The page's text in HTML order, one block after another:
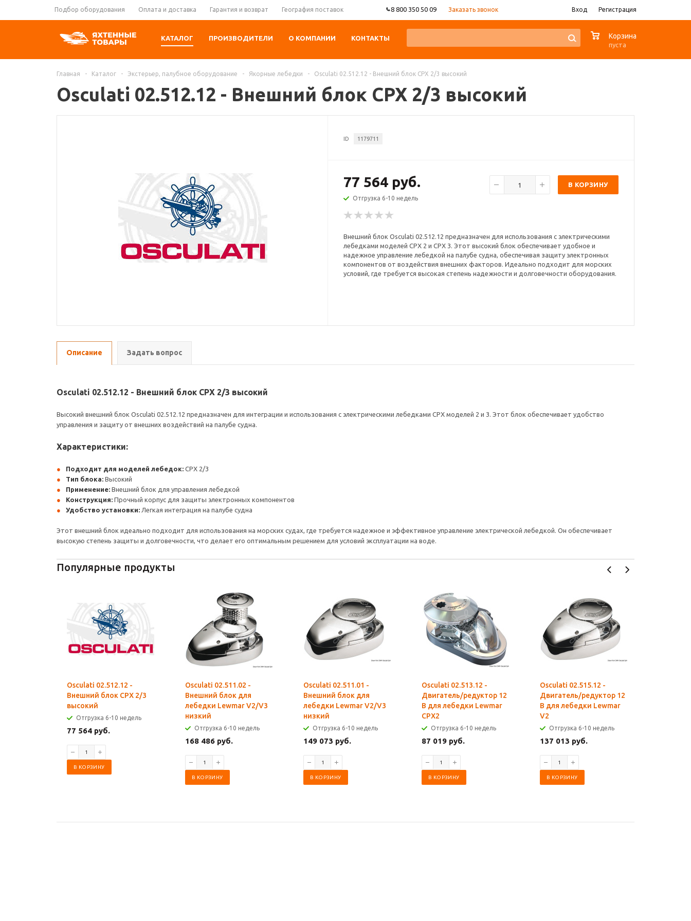
Подбор оборудования Оплата и доставка Гарантия и возврат География поставок 8 800 350 50 09 Заказать звонок Вход Регистрация
КАТАЛОГ ПРОИЗВОДИТЕЛИ О КОМПАНИИ КОНТАКТЫ Корзина
пуста
Главная - Каталог - Экстерьер, палубное оборудование - Якорные лебедки - Osculati 02.512.12 - Внешний блок CPX 2/3 высокий
Osculati 02.512.12 - Внешний блок CPX 2/3 высокий
ID 1179711
77 564 руб.
Отгрузка 6-10 недель
В КОРЗИНУ
Внешний блок Osculati 02.512.12 предназначен для использования с электрическими
лебедками моделей CPX 2 и CPX 3. Этот высокий блок обеспечивает удобное и
надежное управление лебедкой на палубе судна, обеспечивая защиту электронных
компонентов от воздействия внешних факторов. Идеально подходит для морских
условий, где требуется высокая степень надежности и долговечности оборудования.
Описание Задать вопрос
Osculati 02.512.12 - Внешний блок CPX 2/3 высокий
Высокий внешний блок Osculati 02.512.12 предназначен для интеграции и использования с электрическими лебедками CPX моделей 2 и 3. Этот блок обеспечивает удобство
управления и защиту от внешних воздействий на палубе судна.
Характеристики:
Подходит для моделей лебедок: CPX 2/3
Тип блока: Высокий
Применение: Внешний блок для управления лебедкой
Конструкция: Прочный корпус для защиты электронных компонентов
Удобство установки: Легкая интеграция на палубе судна
Этот внешний блок идеально подходит для использования на морских судах, где требуется надежное и эффективное управление электрической лебедкой. Он обеспечивает
высокую степень защиты и долговечности, что делает его оптимальным решением для условий эксплуатации на воде.
Популярные продукты
Osculati 02.512.12 -
Внешний блок CPX 2/3
высокий
Отгрузка 6-10 недель
77 564 руб.
В КОРЗИНУ
Osculati 02.511.02 -
Внешний блок для
лебедки Lewmar V2/V3
низкий
Отгрузка 6-10 недель
168 486 руб.
В КОРЗИНУ
Osculati 02.511.01 -
Внешний блок для
лебедки Lewmar V2/V3
низкий
Отгрузка 6-10 недель
149 073 руб.
В КОРЗИНУ
Osculati 02.513.12 -
Двигатель/редуктор 12
В для лебедки Lewmar
CPX2
Отгрузка 6-10 недель
87 019 руб.
В КОРЗИНУ
Osculati 02.515.12 -
Двигатель/редуктор 12
В для лебедки Lewmar
V2
Отгрузка 6-10 недель
137 013 руб.
В КОРЗИНУ